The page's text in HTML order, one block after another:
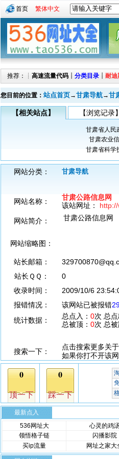
首页 繁体中文
推荐：┊ 高速流量代码 ┊ 分类目录 ┊ 耐迪
您目前的位置： 站点首页→甘肃导航→甘
【相关站点】 【浏览记录】
甘肃省人民
甘肃农业
甘肃省科学
网站分类： 甘肃导航
网站名称：
甘肃公路信息网
该站网址：
网站简介：
甘肃公路信息网
网站缩略图：
站长邮箱：
站长ＱＱ：
0
收录时间：
2009/10/6
报错情况：
该网站已被报错
统计数据：
总点入： 0次 总点
总被顶： 0次 总被
搜索一下：
点击搜索更多关于
如果你打不开该
最新点入
536网址大
心灵的鸡
领悟格子链
闪播影院
买ip流量
网址之家大